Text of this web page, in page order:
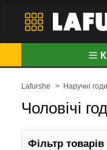
Lafurshe > Наручні
Чоловічі
Фільтр товарів